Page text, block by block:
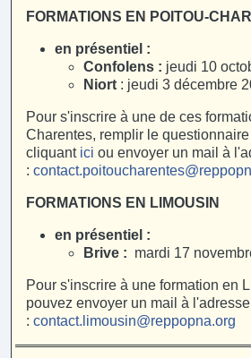
FORMATIONS EN POITOU-
en présentiel :
Confolens : jeudi 10
Niort : jeudi 3 décembre
Pour s'inscrire à une de ces
Charentes, remplir le
cliquant ici ou envoyer un mail à
:
FORMATIONS EN LIMOUSIN
en présentiel :
Brive : mardi 17
Pour s'inscrire à une formation en
pouvez envoyer un mail à l'adresse
: contact.limousin@reppopna.org